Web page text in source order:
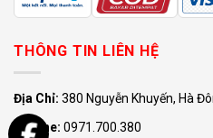
THÔNG TIN LIÊN HỆ
Địa Chỉ: 380 Nguyễn Khuyến, Hà
Hotline: 0971.700.380